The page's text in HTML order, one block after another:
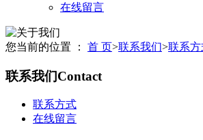
在线留言
您当前的位置 ： 首 页>联系我们>联系方
联系我们Contact
联系方式
在线留言